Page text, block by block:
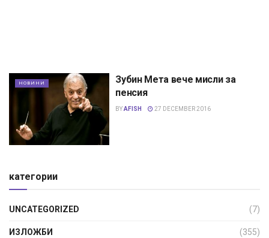
НОВИНИ
Зубин Мета вече мисли за
пенсия
BYAFISH 27 DECEMBER 2016
категории
UNCATEGORIZED (7)
ИЗЛОЖБИ (355)